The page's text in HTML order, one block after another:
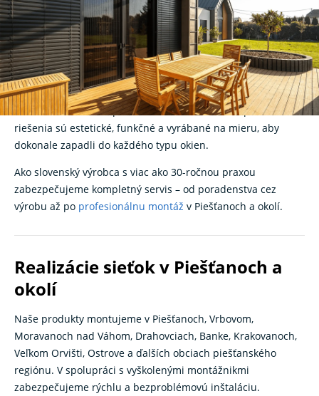
komfortné vetranie bez
hmyzu
Hľadáte spoľahlivésieťky na oknáv Piešťanoch? VK‑systeme
vám ponúkame moderné siete proti hmyzu, ktoré účinne
ochránia váš domov pred komármi, muchami či peľom. Naše
riešenia sú estetické, funkčné a vyrábané na mieru, aby
dokonale zapadli do každého typu okien.
Ako slovenský výrobca s viac ako 30-ročnou praxou
zabezpečujeme kompletný servis – od poradenstva cez
výrobu až po profesionálnu montáž v Piešťanoch a okolí.
Realizácie sieťok v Piešťanoch a
okolí
Naše produkty montujeme v Piešťanoch, Vrbovom,
Moravanoch nad Váhom, Drahovciach, Banke, Krakovanoch,
Veľkom Orvišti, Ostrove a ďalších obciach piešťanského
regiónu. V spolupráci s vyškolenými montážnikmi
zabezpečujeme rýchlu a bezproblémovú inštaláciu.